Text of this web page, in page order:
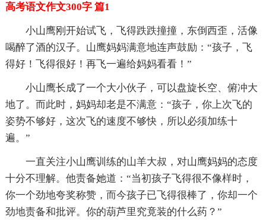
高考语文作文300字 篇1
小山鹰刚开始试飞，飞得跌跌撞撞，东倒西歪，活像
喝醉了酒的汉子。山鹰妈妈满意地连声鼓励：“孩子，飞
得好！飞得很好！再飞一遍给妈妈看看！”
小山鹰长成了一个大小伙子，可以盘旋长空、俯冲大
地了。而此时，妈妈却老是不满意：“孩子，你上次飞的
姿势不够好，这次飞的速度不够快，所以必须加练十
遍。”
一直关注小山鹰训练的山羊大叔，对山鹰妈妈的态度
十分不理解。他责备她道：“当初孩子飞得很不像样时，
你一个劲地夸奖称赞，而今孩子已飞得很棒了，你却一个
劲地责备和批评。你的葫芦里究竟装的什么药？”